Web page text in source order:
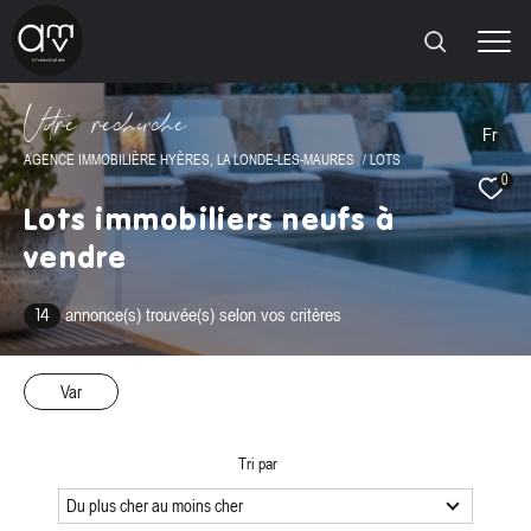
Fr
0
Vore recece
AGENCE IMMOBILIÈRE HYÈRES, LA LONDE-LES-MAURES LOTS
Lots immobiliers neufs à
vendre
14 annonce(s) trouvée(s) selon vos critères
Var
Tri par
Du plus cher au moins cher
Effectuer une recherche
ET TROUVER LE BIEN QUI CORRESPOND À VOS
CRITÈRES
Type
d'offre
Offres programmes neufs
Type
Ville